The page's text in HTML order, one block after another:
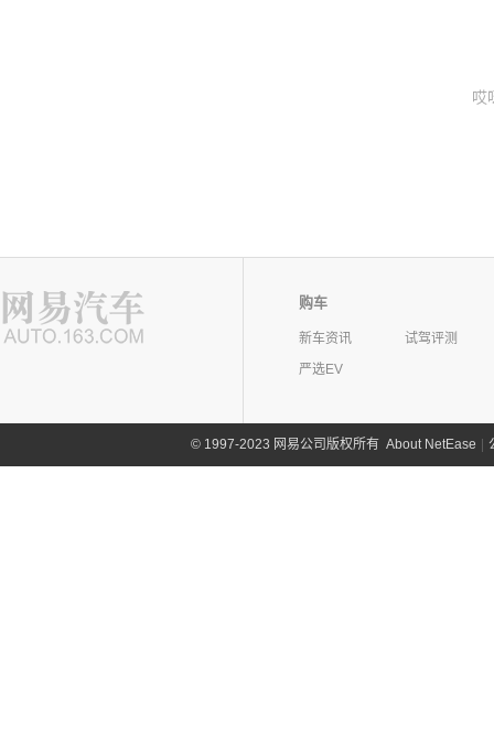
哎
购车
新车资讯
试驾评测
严选EV
©1997-2023 网易公司版权所有 About NetEase